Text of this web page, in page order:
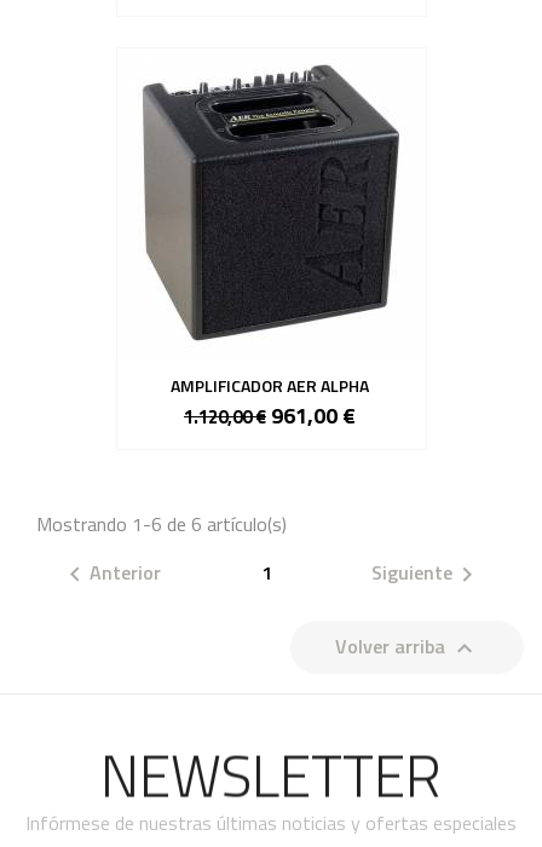
AMPLIFICADOR AER ALPHA
1.120,00 € 961,00 €
Mostrando 1-6 de 6 artículo(s)
 Anterior 1 Siguiente 
Volver arriba 
NEWSLETTER
Infórmese de nuestras últimas noticias y ofertas especiales